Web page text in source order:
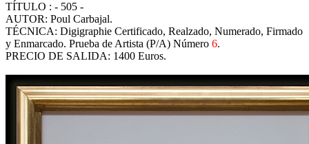
TÍTULO : - 505 -
AUTOR: Poul Carbajal.
TÉCNICA: Digigraphie Certificado, Realzado, Numerado, Firmado
y Enmarcado. Prueba de Artista (P/A) Número 6.
PRECIO DE SALIDA: 1400 Euros.